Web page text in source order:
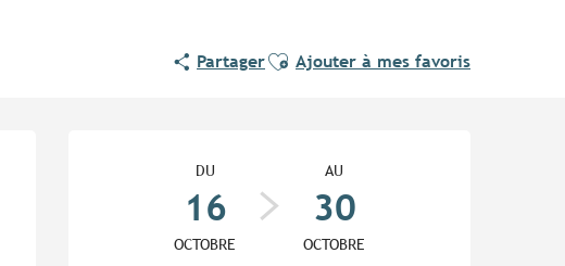
PartagerAjouter aux favoris
Ajouter à mes favoris
DU
16
OCTOBRE
AU
30
OCTOBRE